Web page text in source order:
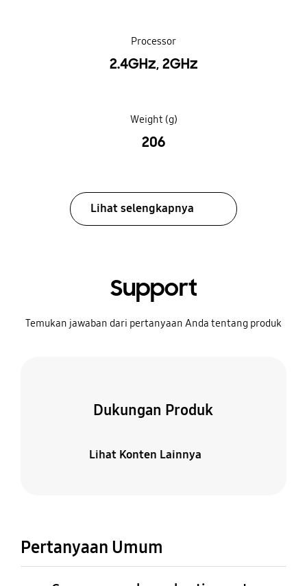
Processor
2.4GHz, 2GHz
Weight (g)
206
Lihat selengkapnya
Support
Temukan jawaban dari pertanyaan Anda tentang produk
Dukungan Produk
Lihat Konten Lainnya
Pertanyaan Umum